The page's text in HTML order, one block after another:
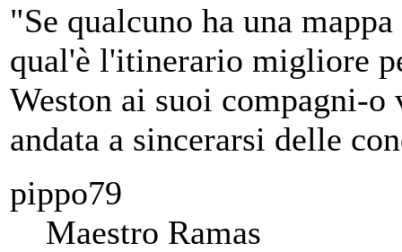
"Se qualcuno ha una
qual'è l'itinerario migliore
Weston ai suoi compagni-o
andata a sincerarsi delle
pippo79
Maestro Ramas